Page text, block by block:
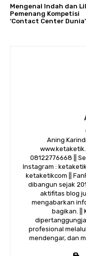
Mengenal Indah dan
Pemenang Kompetisi
‘Contact Center Dunia’
Aning
08122776668 ||
Instagram :
ketaketikcom ||
dibangun sejak
aktifitas blog
mengabarkan
bagikan. ||
profesional
mendengar, dan